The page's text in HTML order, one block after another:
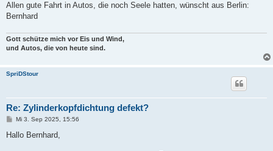
Allen gute Fahrt in Autos, die noch Seele hatten, wünscht aus Berlin:
Bernhard
Gott schütze mich vor Eis und Wind,
und Autos, die von heute sind.
SpriDStour
Re: Zylinderkopfdichtung defekt?
B
i
Mi 3. Sep 2025, 15:56
Hallo Bernhard,